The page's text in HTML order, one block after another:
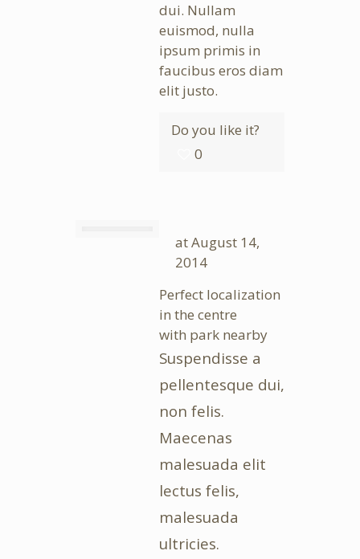
dui. Nullam
euismod, nulla
ipsum primis in
faucibus eros diam
elit justo.
Do you like it?
0
atAugust 14,
2014
Perfect localization
in the centre
with park nearby
Suspendisse a
pellentesque dui,
non felis.
Maecenas
malesuada elit
lectus felis,
malesuada
ultricies.